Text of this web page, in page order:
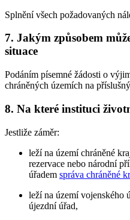
Splnění všech požadovaných
7. Jakým způsobem
situace
Podáním písemné žádosti o
chráněných územích na
8. Na které instituci
Jestliže záměr:
leží na území chráněné
rezervace nebo národní
úřadem správa chráněné
leží na území vojenského
újezdní úřad,